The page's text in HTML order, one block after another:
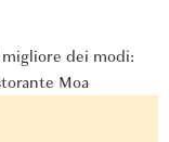
dei modi:
Moa